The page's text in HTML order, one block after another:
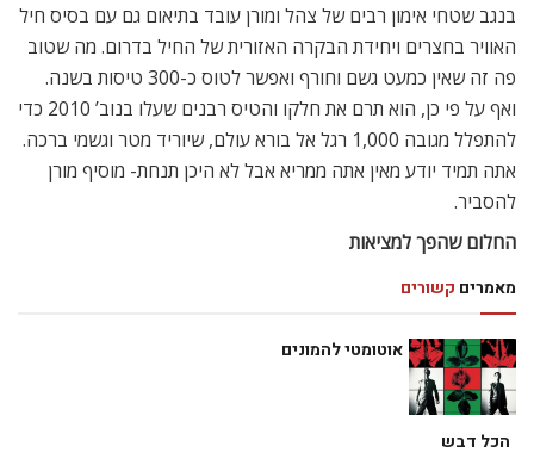
בנגב שטחי אימון רבים של צהל ומורן עובד בתיאום גם עם בסיס חיל
האוויר בחצרים ויחידת הבקרה האזורית של החיל בדרום. מה שטוב
פה זה שאין כמעט גשם וחורף ואפשר לטוס כ-300 טיסות בשנה.
ואף על פי כן, הוא תרם את חלקו והטיס רבנים שעלו בנוב’ 2010 כדי
להתפלל מגובה 1,000 רגל אל בורא עולם, שיוריד מטר וגשמי ברכה.
אתה תמיד יודע מאין אתה ממריא אבל לא היכן תנחת- מוסיף מורן
להסביר.
החלום שהפך למציאות
מאמרים קשורים
אוטומטי להמונים
הכל דבש